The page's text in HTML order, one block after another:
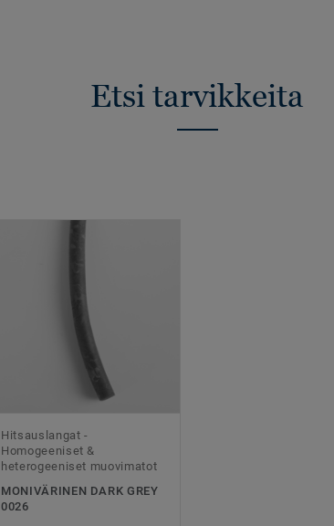
Etsi tarvikkeita
Hitsauslangat -
Homogeeniset &
heterogeeniset muovimatot
MONIVÄRINEN DARK GREY
0026